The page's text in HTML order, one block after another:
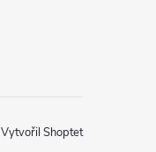
Vytvořil Shoptet